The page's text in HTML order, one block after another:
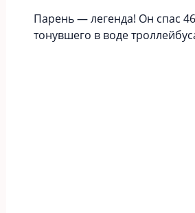
Парень — легенда! Он спас
тонувшего в воде